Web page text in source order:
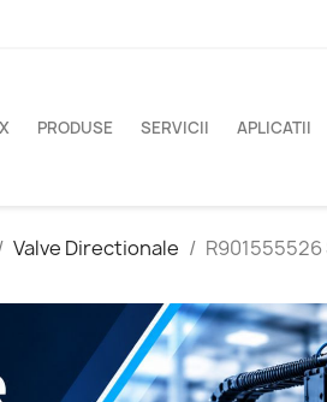
PRODUSE SERVICII APLICATII
Valve Directionale R901555526